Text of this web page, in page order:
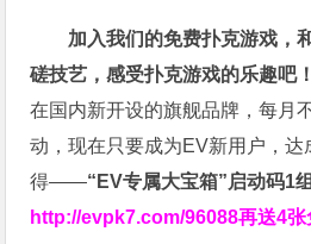
加入我们的免费扑克游戏，
磋技艺，感受扑克游戏的乐趣吧！
在国内新开设的旗舰品牌，每月
动，现在只要成为EV新用户，
得——“EV专属大宝箱”启动码1组
http://evpk7.com/96088再送4张